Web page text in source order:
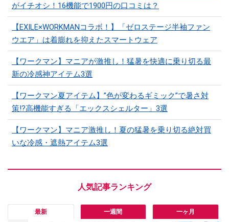
がイチオシ！16機能で1900円の口コミは？
【EXILE×WORKMANコラボ！】「ゼロステージ半袖ファン
ウエア」は着膨れを抑えたスマートウェア
【ワークマン】マニアが激推し！猛暑を快適に乗り切る最
新の冷感神アイテム3選
【ワークマン夏アイテム】”色が変わるギミック”で暑さ対
策!?高機能すぎる「エックスシェルター」3選
【ワークマン】マニア激推し！夏の猛暑を乗り切る絶対買
いな冷感・遮熱アイテム3選
最新 一週間 一ヶ月